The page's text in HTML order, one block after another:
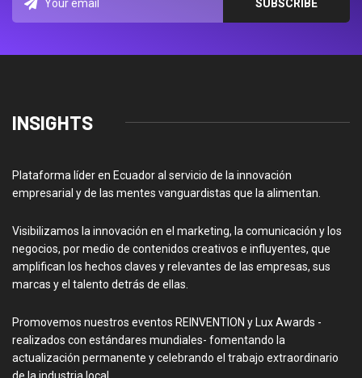
INSIGHTS
Plataforma líder en Ecuador al servicio de la innovación
empresarial y de las mentes vanguardistas que la alimentan.
Visibilizamos la innovación en el marketing, la comunicación y los
negocios, por medio de contenidos creativos e influyentes, que
amplifican los hechos claves y relevantes de las empresas, sus
marcas y el talento detrás de ellas.
Promovemos nuestros eventos REINVENTION y Lux Awards -
realizados con estándares mundiales- fomentando la
actualización permanente y celebrando el trabajo extraordinario
de la industria local.